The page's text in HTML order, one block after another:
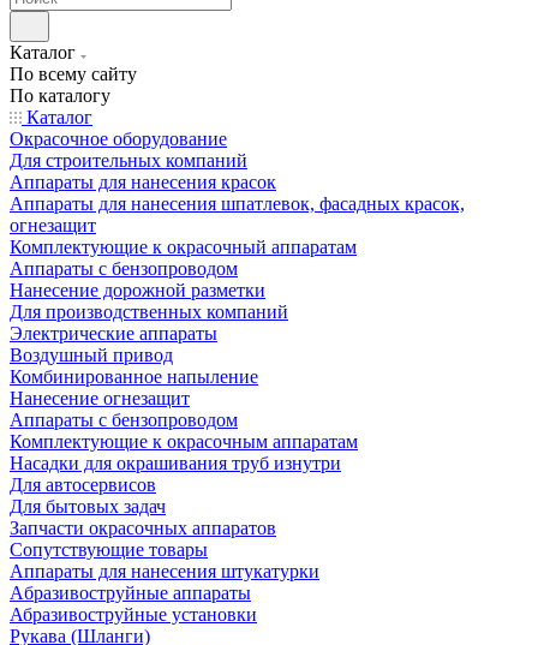
Каталог
По всему сайту
По каталогу
Каталог
Окрасочное оборудование
Для строительных компаний
Аппараты для нанесения красок
Аппараты для нанесения шпатлевок, фасадных красок,
огнезащит
Комплектующие к окрасочный аппаратам
Аппараты с бензопроводом
Нанесение дорожной разметки
Для производственных компаний
Электрические аппараты
Воздушный привод
Комбинированное напыление
Нанесение огнезащит
Аппараты с бензопроводом
Комплектующие к окрасочным аппаратам
Насадки для окрашивания труб изнутри
Для автосервисов
Для бытовых задач
Запчасти окрасочных аппаратов
Сопутствующие товары
Аппараты для нанесения штукатурки
Aбразивоструйные аппараты
Абразивоструйные установки
Рукава (Шланги)